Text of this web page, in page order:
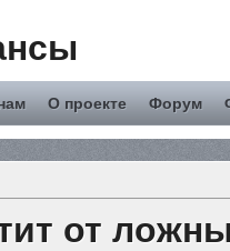
О проекте Форум
от